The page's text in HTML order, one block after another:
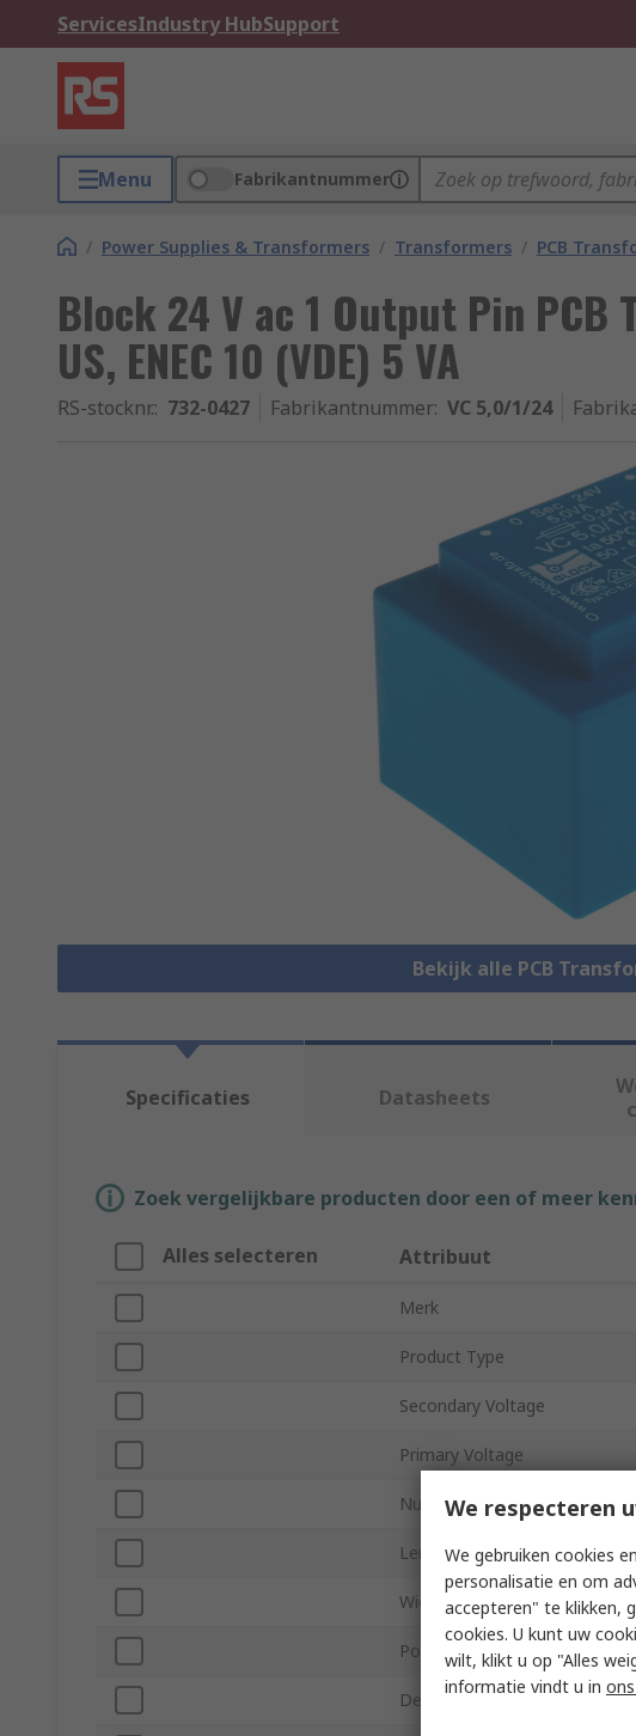
ServicesIndustry HubSupport
Menu Fabrikantnummer
/ Power Supplies & Transformers / Transformers / PCB
Block 24 V ac 1 Output Pin PCB
US, ENEC 10 (VDE) 5 VA
RS-stocknr.: 732-0427 Fabrikantnummer: VC 5,0/1/24
Bekijk alle PCB
Specificaties Datasheets
Zoek vergelijkbare producten door een of meer
Alles selecteren Attribuut
Merk
Product Type
Secondary Voltage
Primary Voltage
Number of Outputs
Length
Width
Power
Depth
We respecteren
We gebruiken cookies
personalisatie en om
accepteren" te klikken,
cookies. U kunt uw
wilt, klikt u op "Alles
informatie vindt u in